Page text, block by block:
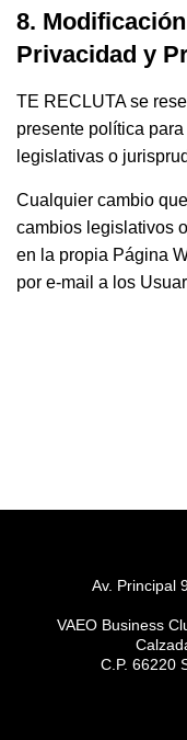
8.
Privacidad y
TE RECLUTA se
presente política
legislativas o
Cualquier cambio
cambios legislativos
en la propia Página
por e-mail a los
Av. Principal
VAEO Business
C.P. 66220